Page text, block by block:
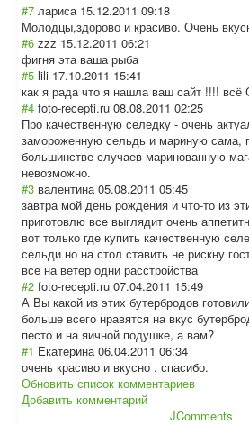
#7 лариса 15.12.2011 09:18
Молодцы,здорово и красиво. Очень
#6 zzz 15.12.2011 06:21
фигня эта ваша рыба
#5 lili 17.10.2011 15:41
как я рада что я нашла ваш сайт !!!!
#4 foto-recepti.ru 08.08.2011 02:25
Про качественную селедку - очень
замороженную сельдь и мариную сама,
большинстве случаев маринованную
невозможно.
#3 валентина 05.08.2011 05:45
завтра мой день рождения и что-то из
приготовлю все выглядит очень
вот только где купить качественную
сельди но на стол ставить не рискну
все на ветер одни расстройства
#2 foto-recepti.ru 07.04.2011 15:49
А Вы какой из этих бутербродов
больше всего нравятся на вкус
песто и на яичной подушке, а вам?
#1 Екатерина 06.04.2011 06:34
очень красиво и вкусно . спасибо.
Обновить список комментариев
Добавить комментарий
JComments